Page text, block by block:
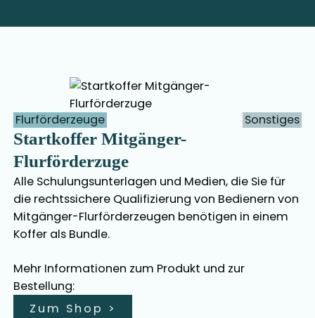
Flurförderzeuge Sonstiges
Startkoffer Mitgänger-
Flurförderzuge
Alle Schulungsunterlagen und Medien, die Sie für
die rechtssichere Qualifizierung von Bedienern von
Mitgänger-Flurförderzeugen benötigen in einem
Koffer als Bundle.
Mehr Informationen zum Produkt und zur
Bestellung:
Zum Shop >